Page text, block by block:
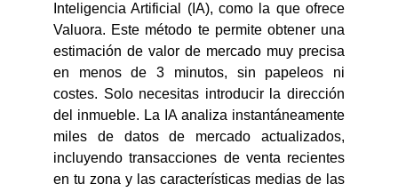
Inteligencia Artificial (IA), como la que ofrece
Valuora. Este método te permite obtener una
estimación de valor de mercado muy precisa
en menos de 3 minutos, sin papeleos ni
costes. Solo necesitas introducir la dirección
del inmueble. La IA analiza instantáneamente
miles de datos de mercado actualizados,
incluyendo transacciones de venta recientes
en tu zona y las características medias de las